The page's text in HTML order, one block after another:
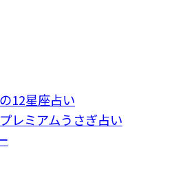
12星座占い
レミアムうさぎ占い